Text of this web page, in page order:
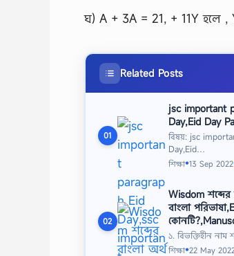
ঘ) A + 3A = 21, + 11Y হলে ,
Related Posts
01
jsc important
Day,Eid Day
বিষয়: jsc
Day,Eid…
শিক্ষা●13 Sep 2022
02
Wisdom
বাংলা
১. বিভক্তিহীন নাম
শিক্ষা●22 May